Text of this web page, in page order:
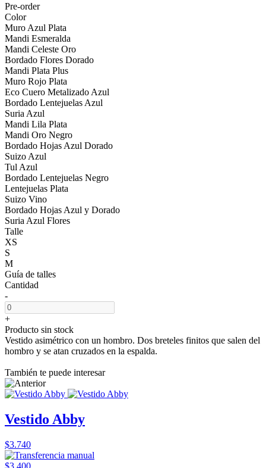
Pre-order
Color
Muro Azul Plata
Mandi Esmeralda
Mandi Celeste Oro
Bordado Flores Dorado
Mandi Plata Plus
Muro Rojo Plata
Eco Cuero Metalizado Azul
Bordado Lentejuelas Azul
Suria Azul
Mandi Lila Plata
Mandi Oro Negro
Bordado Hojas Azul Dorado
Suizo Azul
Tul Azul
Bordado Lentejuelas Negro
Lentejuelas Plata
Suizo Vino
Bordado Hojas Azul y Dorado
Suria Azul Flores
Talle
XS
S
M
Guía de talles
Cantidad
-
+
Producto sin stock
Vestido asimétrico con un hombro. Dos breteles finitos que salen del
hombro y se atan cruzados en la espalda.
También te puede interesar
Vestido Abby
$3.740
$3.400